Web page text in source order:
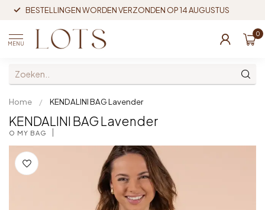
BESTELLINGEN WORDEN VERZONDEN OP 14 AUGUSTUS
MENU
0
Home / KENDALINI BAG Lavender
KENDALINI BAG Lavender
O MY BAG